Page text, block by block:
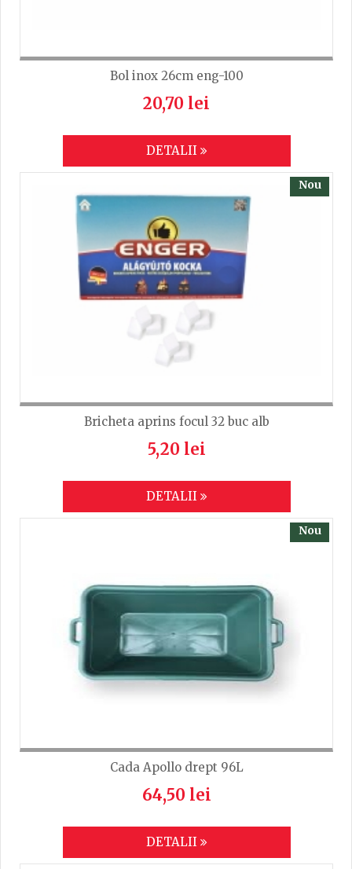
Bol inox 26cm eng-100
20,70 lei
DETALII
Nou
Bricheta aprins focul 32 buc alb
5,20 lei
DETALII
Nou
Cada Apollo drept 96L
64,50 lei
DETALII